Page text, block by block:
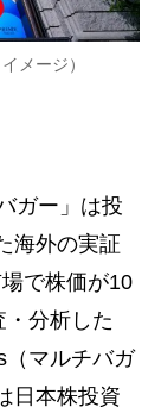
メージ）
ガー」は投
海外の実証
で株価が10
分析した
（マルチバガ
日本株投資